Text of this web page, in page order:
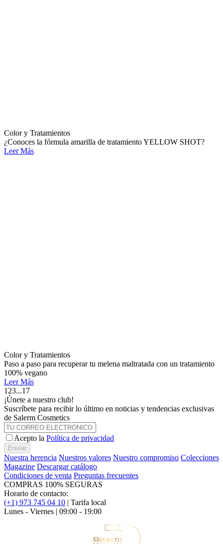
Color y Tratamientos
¿Conoces la fórmula amarilla de tratamiento YELLOW SHOT?
Leer Más
Color y Tratamientos
Paso a paso para recuperar tu melena maltratada con un tratamiento
100% vegano
Leer Más
1 23...17
¡Únete a nuestro club!
Suscríbete para recibir lo último en noticias y tendencias exclusivas
de Salerm Cosmetics
Acepto la Política de privacidad
Enviar
Nuestra herencia Nuestros valores Nuestro compromiso Colecciones
Magazine Descargar catálogo
Condiciones de venta Preguntas frecuentes
COMPRAS 100% SEGURAS
Horario de contacto:
(+1) 973 745 04 10 | Tarifa local
Lunes - Viernes | 09:00 - 19:00